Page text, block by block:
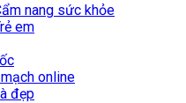
nang sức khỏe
em
online
đẹp